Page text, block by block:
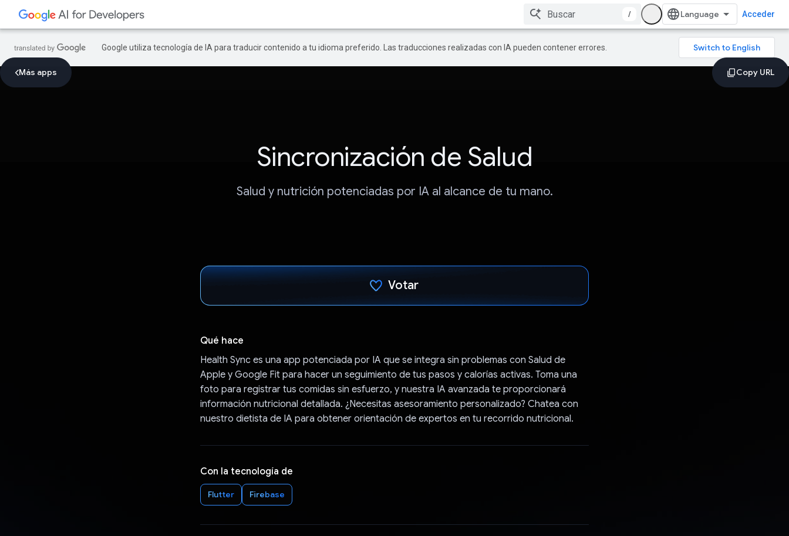
/ Acceder
Google utiliza tecnología de IA para traducir contenido a tu idioma preferido. Las traducciones realizadas con IA pueden contener errores.
Más apps
Sincronización de Salud
Salud y nutrición potenciadas por IA al alcance de tu mano.
Votar
Qué hace
Health Sync es una app potenciada por IA que se integra sin problemas con Salud de
Apple y Google Fit para hacer un seguimiento de tus pasos y calorías activas. Toma una
foto para registrar tus comidas sin esfuerzo, y nuestra IA avanzada te proporcionará
información nutricional detallada. ¿Necesitas asesoramiento personalizado? Chatea con
nuestro dietista de IA para obtener orientación de expertos en tu recorrido nutricional.
Con la tecnología de
Flutter Firebase